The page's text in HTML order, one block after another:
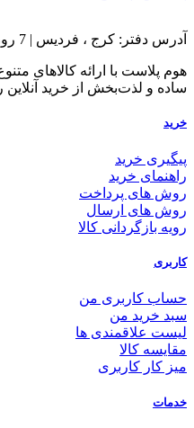
آدرس دفتر: کرج ، فردیس | 7 روز هفته، 24 ساعته
هوم پلاست با ارائه کالاهای
ساده و لذت‌بخش از خرید آنلاین
خرید
پیگیری خرید
راهنمای خرید
روش های پرداخت
روش های ارسال
رویه بازگردانی کالا
کاربری
حساب کاربری من
سبد خرید من
لیست علاقمندی ها
مقایسه کالا
میز کار کاربری
خدمات